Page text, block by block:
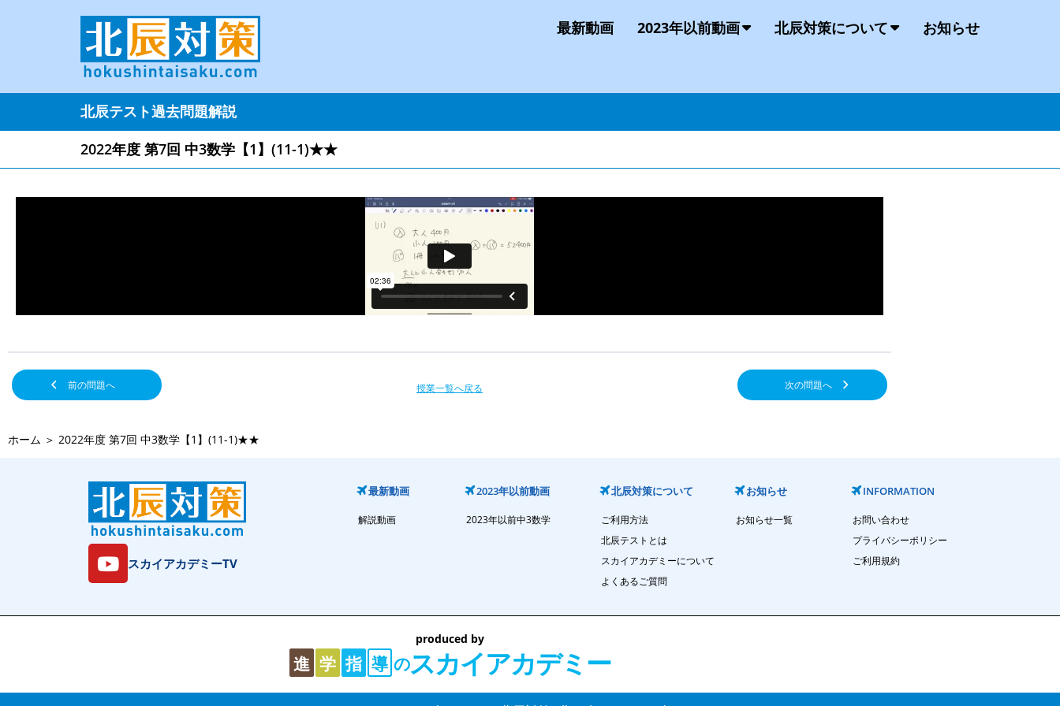
最新動画 2023年以前動画 北辰対策について お知らせ
北辰テスト過去問題解説
2022年度 第7回 中3数学【1】(11-1)★★
前の問題へ 授業一覧へ戻る 次の問題へ
ホーム ＞ 2022年度 第7回 中3数学【1】(11-1)★★
スカイアカデミーTV
最新動画
解説動画
2023年以前動画
2023年以前中3数学
北辰対策について
ご利用方法
北辰テストとは
スカイアカデミーについて
よくあるご質問
お知らせ
お知らせ一覧
INFORMATION
お問い合わせ
プライバシーポリシー
ご利用規約
produced by
進 学 指 導 のスカイアカデミー